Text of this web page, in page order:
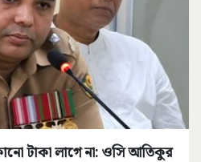
টাকা লাগে না: ওসি আতিকুর